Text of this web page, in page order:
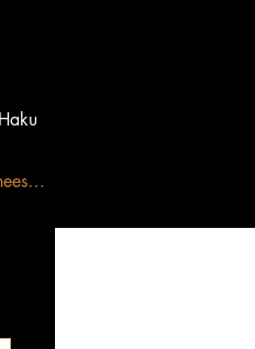
Haku